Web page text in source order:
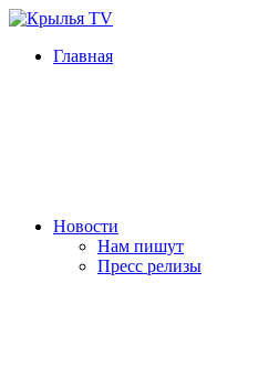
Главная
Новости
Нам пишут
Пресс релизы